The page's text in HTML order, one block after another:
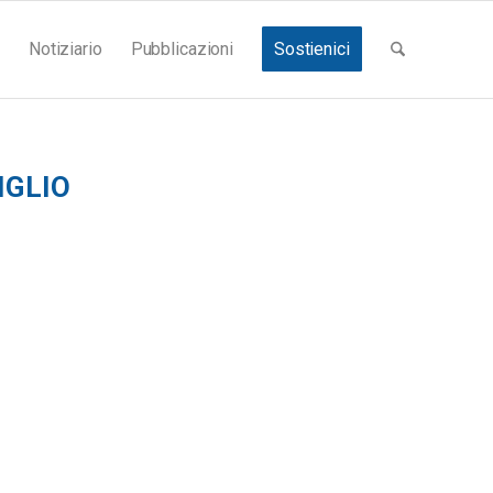
Notiziario Pubblicazioni Sostienici